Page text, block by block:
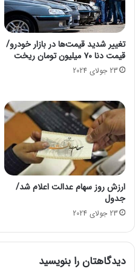
مجله خبری mydtc
حقوق و دستمزد
ش
د
/
آ
خ
ر
ق
م
ت
پ
ژ
و
،
س
ن
،
ن
د
ر
ک
ج
ا
ه
ا
ن
م
ی‌
ت
و
ا
خ
ن
تغییر شدید قیمت‌ها در بازار خودرو/
قیمت دنا ۷۰ میلیون تومان ریخت
23 جولای 2024
ارزش روز سهام عدالت اعلام شد/
جدول
23 جولای 2024
دیدگاهتان را بنویسید